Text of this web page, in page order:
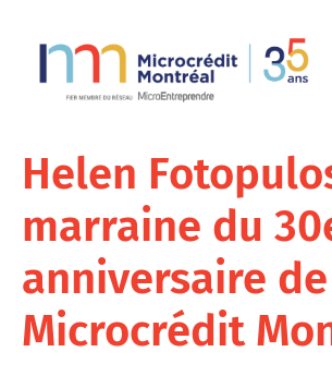
Helen
marraine du
anniversaire de
Microcrédit